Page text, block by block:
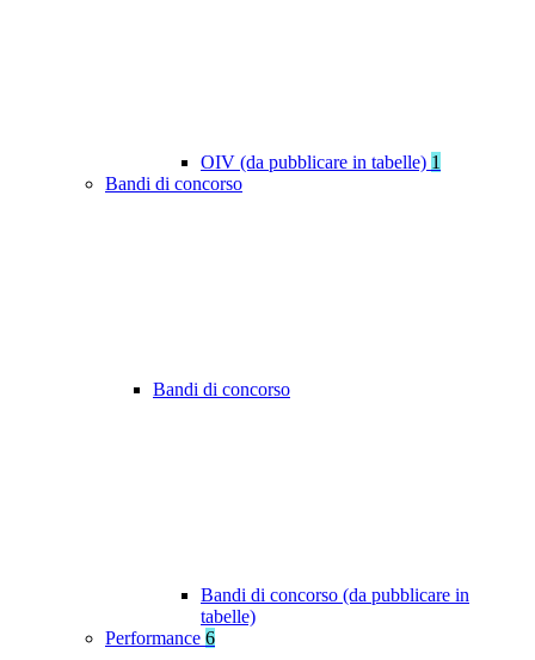
OIV (da pubblicare in tabelle) 1
Bandi di concorso
Bandi di concorso
Bandi di concorso (da pubblicare in
tabelle)
Performance 6